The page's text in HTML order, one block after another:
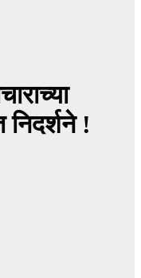
निदर्शने !